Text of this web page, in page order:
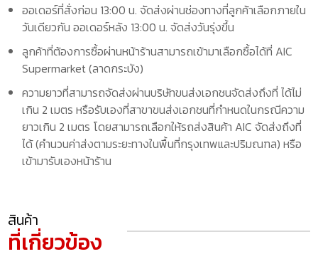
ออเดอร์ที่สั่งก่อน 13:00 น. จัดส่งผ่านช่องทางที่ลูกค้าเลือกภายใน
วันเดียวกัน ออเดอร์หลัง 13:00 น. จัดส่งวันรุ่งขึ้น
ลูกค้าที่ต้องการซื้อผ่านหน้าร้านสามารถเข้ามาเลือกซื้อได้ที่ AIC
Supermarket (ลาดกระบัง)
ความยาวที่สามารถจัดส่งผ่านบริษัทขนส่งเอกชนจัดส่งถึงที่ ได้ไม่
เกิน 2 เมตร หรือรับเองที่สาขาขนส่งเอกชนที่กำหนดในกรณีความ
ยาวเกิน 2 เมตร โดยสามารถเลือกให้รถส่งสินค้า AIC จัดส่งถึงที่
ได้ (คำนวนค่าส่งตามระยะทางในพื้นที่กรุงเทพและปริมณฑล) หรือ
เข้ามารับเองหน้าร้าน
สินค้า
ที่เกี่ยวข้อง